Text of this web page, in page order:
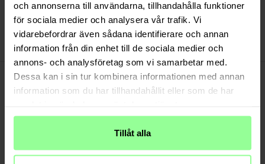
och annonserna till användarna, tillhandahålla funktioner
för sociala medier och analysera vår trafik. Vi
vidarebefordrar även sådana identifierare och annan
information från din enhet till de sociala medier och
annons- och analysföretag som vi samarbetar med.
Dessa kan i sin tur kombinera informationen med annan
information som du har tillhandahållit eller som de har
Tillåt alla
Bezahle sicher via Klarna oder PayPal
30 Tage Rückgaberecht
Art number:24600 Hat Prince
PRODUKTBESCHREIBUNG
Panzerglas für Garmin Forerunner 645.